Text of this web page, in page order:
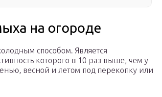
на огороде
способом. Является
которого в 10 раз выше, чем у
весной и летом под перекопку или